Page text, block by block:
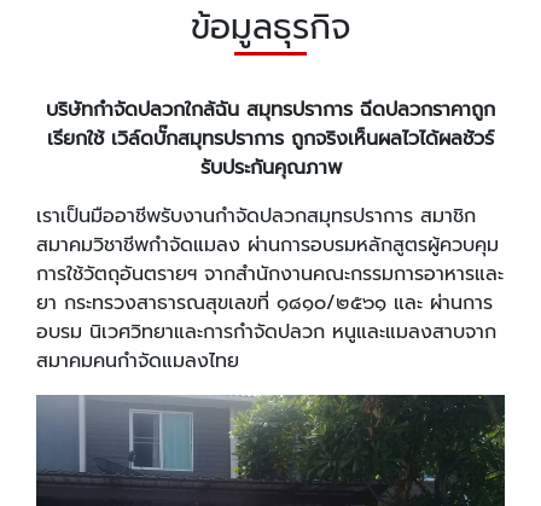
ข้อมูลธุรกิจ
บริษัทกำจัดปลวกใกล้ฉัน สมุทรปราการ ฉีดปลวกราคาถูก
เรียกใช้ เวิล์ดบั๊กสมุทรปราการ ถูกจริงเห็นผลไวได้ผลชัวร์
รับประกันคุณภาพ
เราเป็นมืออาชีพรับงานกำจัดปลวกสมุทรปราการ สมาชิก
สมาคมวิชาชีพกำจัดแมลง ผ่านการอบรมหลักสูตรผู้ควบคุม
การใช้วัตถุอันตรายฯ จากสำนักงานคณะกรรมการอาหารและ
ยา กระทรวงสาธารณสุขเลขที่ ๑๘๑๐/๒๕๖๑ และ ผ่านการ
อบรม นิเวศวิทยาและการกำจัดปลวก หนูและแมลงสาบจาก
สมาคมคนกำจัดแมลงไทย